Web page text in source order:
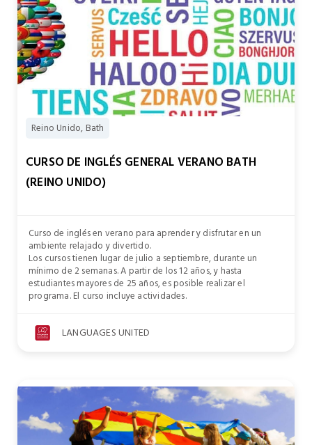
Reino Unido, Bath
CURSO DE INGLÉS GENERAL VERANO BATH
(REINO UNIDO)
Curso de inglés en verano para aprender y disfrutar en un
ambiente relajado y divertido.
Los cursos tienen lugar de julio a septiembre, durante un
mínimo de 2 semanas. A partir de los 12 años, y hasta
estudiantes mayores de 25 años, es posible realizar el
programa. El curso incluye actividades.
LANGUAGES UNITED